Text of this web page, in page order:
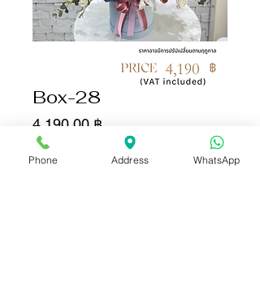
Box-28
4 190,00 ฿Цена
Количество
Phone Address WhatsApp